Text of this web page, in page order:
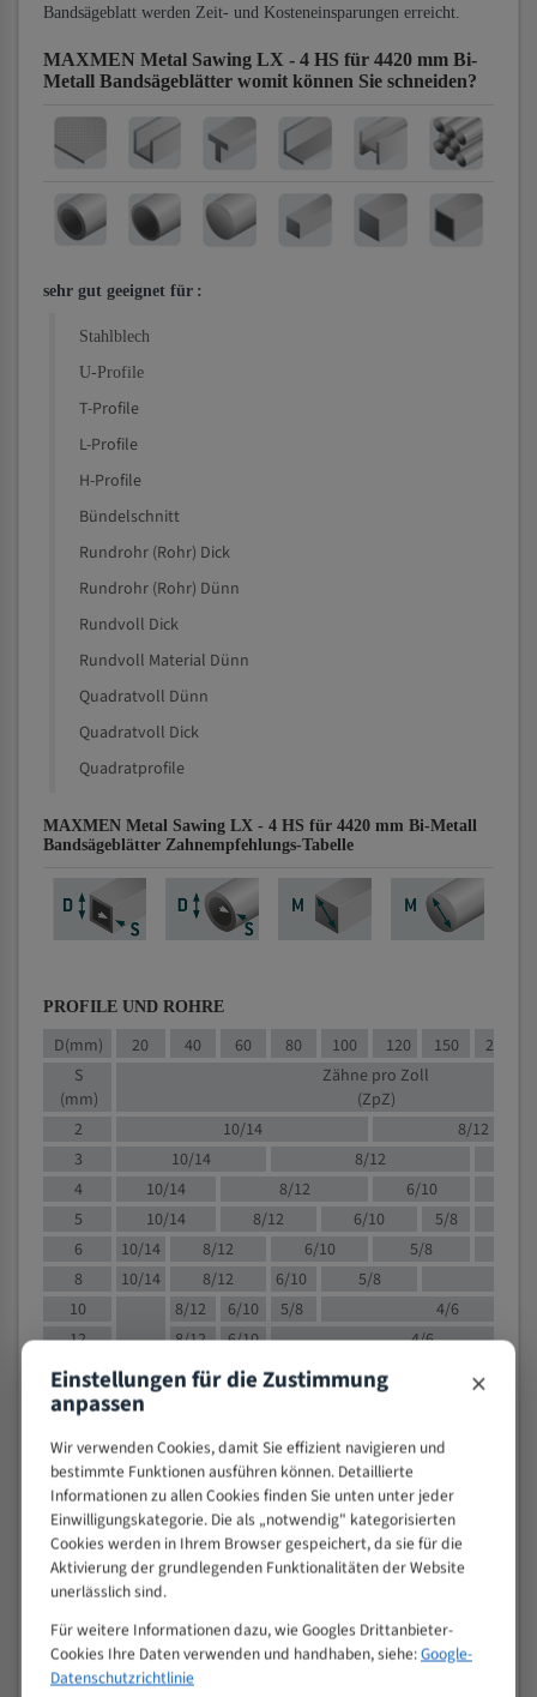
Bandsägeblatt werden Zeit- und Kosteneinsparungen erreicht.
MAXMEN Metal Sawing LX - 4 HS für 4420 mm Bi-
Metall Bandsägeblätter womit können Sie schneiden?
sehr gut geeignet für :
Stahlblech
U-Profile
T-Profile
L-Profile
H-Profile
Bündelschnitt
Rundrohr (Rohr) Dick
Rundrohr (Rohr) Dünn
Rundvoll Dick
Rundvoll Material Dünn
Quadratvoll Dünn
Quadratvoll Dick
Quadratprofile
MAXMEN Metal Sawing LX - 4 HS für 4420 mm Bi-Metall
Bandsägeblätter Zahnempfehlungs-Tabelle
PROFILE UND ROHRE
D(mm) 20 40 60 80 100 120 150 200
S
(mm)
Zähne pro Zoll
(ZpZ)
2
10/14
8/12
3
10/14 8/12
4
10/14 8/12 6/10
5
10/14 8/12 6/10
5/8
6
10/14 8/12 6/10
5/8
8
10/14 8/12 6/10 5/8
10
8/12 6/10 5/8
4/6
12
8/12 6/10
4/6
15
8/12 6/10
4/5
20
50
4/5
80
> 100
VOLLMATERIAL
M (mm)
Zoll (ZpZ))
>
25
10/14
Einstellungen für die Zustimmung
anpassen ×
Wir verwenden Cookies, damit Sie effizient navigieren und
bestimmte Funktionen ausführen können. Detaillierte
Informationen zu allen Cookies finden Sie unten unter jeder
Einwilligungskategorie. Die als „notwendig" kategorisierten
Cookies werden in Ihrem Browser gespeichert, da sie für die
Aktivierung der grundlegenden Funktionalitäten der Website
unerlässlich sind.
Für weitere Informationen dazu, wie Googles Drittanbieter-
Cookies Ihre Daten verwenden und handhaben, siehe:Google-
Datenschutzrichtlinie